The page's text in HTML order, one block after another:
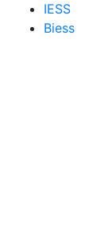
IESS
Biess